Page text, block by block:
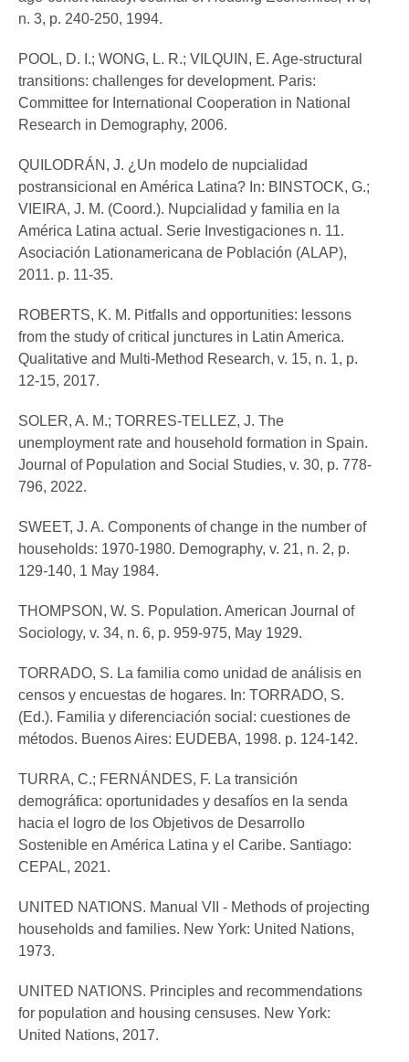
n. 3, p. 240-250, 1994.
POOL, D. I.; WONG, L. R.; VILQUIN, E. Age-structural
transitions: challenges for development. Paris:
Committee for International Cooperation in National
Research in Demography, 2006.
QUILODRÁN, J. ¿Un modelo de nupcialidad
postransicional en América Latina? In: BINSTOCK, G.;
VIEIRA, J. M. (Coord.). Nupcialidad y familia en la
América Latina actual. Serie Investigaciones n. 11.
Asociación Lationamericana de Población (ALAP),
2011. p. 11-35.
ROBERTS, K. M. Pitfalls and opportunities: lessons
from the study of critical junctures in Latin America.
Qualitative and Multi-Method Research, v. 15, n. 1, p.
12-15, 2017.
SOLER, A. M.; TORRES-TELLEZ, J. The
unemployment rate and household formation in Spain.
Journal of Population and Social Studies, v. 30, p. 778-
796, 2022.
SWEET, J. A. Components of change in the number of
households: 1970-1980. Demography, v. 21, n. 2, p.
129-140, 1 May 1984.
THOMPSON, W. S. Population. American Journal of
Sociology, v. 34, n. 6, p. 959-975, May 1929.
TORRADO, S. La familia como unidad de análisis en
censos y encuestas de hogares. In: TORRADO, S.
(Ed.). Familia y diferenciación social: cuestiones de
métodos. Buenos Aires: EUDEBA, 1998. p. 124-142.
TURRA, C.; FERNÁNDES, F. La transición
demográfica: oportunidades y desafíos en la senda
hacia el logro de los Objetivos de Desarrollo
Sostenible en América Latina y el Caribe. Santiago:
CEPAL, 2021.
UNITED NATIONS. Manual VII - Methods of projecting
households and families. New York: United Nations,
1973.
UNITED NATIONS. Principles and recommendations
for population and housing censuses. New York:
United Nations, 2017.